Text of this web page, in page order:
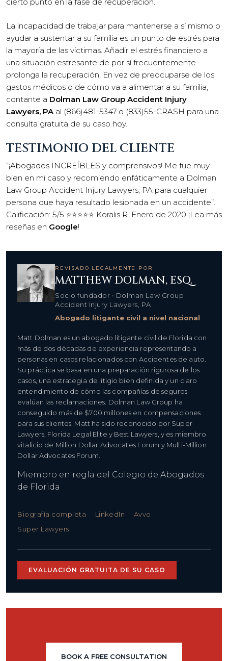
La incapacidad de trabajar para mantenerse a sí mismo o
ayudar a sustentar a su familia es un punto de estrés para
la mayoría de las víctimas. Añadir el estrés financiero a
una situación estresante de por sí frecuentemente
prolonga la recuperación. En vez de preocuparse de los
gastos médicos o de cómo va a alimentar a su familia,
contante a Dolman Law Group Accident Injury
Lawyers, PA al (866)481-5347 o (833)55-CRASH para una
consulta gratuita de su caso hoy.
TESTIMONIO DEL CLIENTE
“¡Abogados INCREÍBLES y comprensivos! Me fue muy
bien en mi caso y recomiendo enfáticamente a Dolman
Law Group Accident Injury Lawyers, PA para cualquier
persona que haya resultado lesionada en un accidente”.
Calificación: 5/5 ⭐⭐⭐⭐⭐ Koralis R. Enero de 2020 ¡Lea más
reseñas en Google!
REVISADO LEGALMENTE POR
MATTHEW DOLMAN, ESQ.
Socio fundador • Dolman Law Group
Accident Injury Lawyers, PA
Abogado litigante civil a nivel nacional
Matt Dolman es un abogado litigante civil de Florida con
más de dos décadas de experiencia representando a
personas en casos relacionados con Accidentes de auto.
Su práctica se basa en una preparación rigurosa de los
casos, una estrategia de litigio bien definida y un claro
entendimiento de cómo las compañías de seguros
evalúan las reclamaciones. Dolman Law Group ha
conseguido más de $700 millones en compensaciones
para sus clientes. Matt ha sido reconocido por Super
Lawyers, Florida Legal Elite y Best Lawyers, y es miembro
vitalicio de Million Dollar Advocates Forum y Multi-Million
Dollar Advocates Forum.
Miembro en regla del Colegio de Abogados
de Florida
Biografía completa LinkedIn
Avvo
Super Lawyers
EVALUACIÓN GRATUITA DE SU CASO
BOOK A FREE CONSULTATION